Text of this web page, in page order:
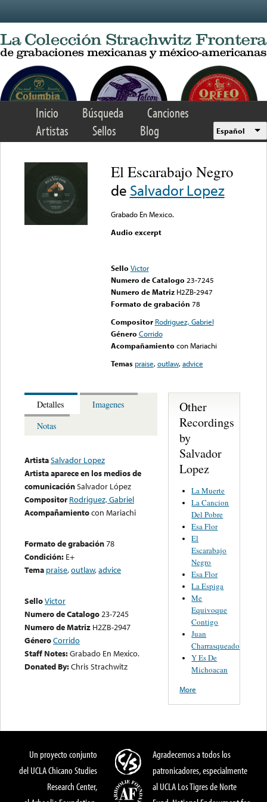
Inicio Búsqueda
Canciones
Artistas
Sellos Blog Español
El Escarabajo Negro
de Salvador Lopez
Grabado En Mexico.
Audio excerpt
Sello Victor
Numero de Catalogo 23-7245
Numero de Matriz H2ZB-2947
Formato de grabación 78
Compositor Rodriguez, Gabriel
Género Corrido
Acompañamiento con Mariachi
Temas praise,outlaw,advice
Detalles
Imagenes
Notas
ArtistaSalvador Lopez
Artista aparece en los medios de
comunicaciónSalvador López
Compositor Rodriguez, Gabriel
Acompañamientocon Mariachi
Formato de grabación78
Condición: E+
Tema praise,outlaw,advice
SelloVictor
Numero de Catalogo23-7245
Numero de Matriz H2ZB-2947
GéneroCorrido
Staff Notes:Grabado En Mexico.
Donated By:Chris Strachwitz
Other
Recordings
by
Salvador
Lopez
La Muerte
La Cancion
Del Pobre
Esa Flor
El
Escarabajo
Negro
Esa Flor
La Espiga
Me
Equivoque
Contigo
Juan
Charrasqueado
Y Es De
Michoacan
More
Un proyecto conjunto
del UCLA Chicano Studies
Research Center,
Agradecemos a todos los
patronicadores, especialmente
al UCLA Los Tigres de Norte